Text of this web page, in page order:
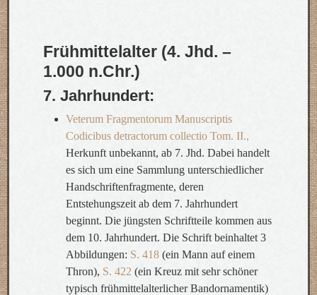
Frühmittelalter (4. Jhd. –
1.000 n.Chr.)
7. Jahrhundert:
Veterum Fragmentorum Manuscriptis
Codicibus detractorum collectio Tom. II.,
Herkunft unbekannt, ab 7. Jhd. Dabei handelt
es sich um eine Sammlung unterschiedlicher
Handschriftenfragmente, deren
Entstehungszeit ab dem 7. Jahrhundert
beginnt. Die jüngsten Schriftteile kommen aus
dem 10. Jahrhundert. Die Schrift beinhaltet 3
Abbildungen: S. 418 (ein Mann auf einem
Thron), S. 422 (ein Kreuz mit sehr schöner
typisch frühmittelalterlicher Bandornamentik)